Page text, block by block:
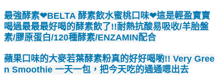
最強酵素❤BELTA 酵素飲水蜜桃口味❤這是輕盈寶寶
喝過最最最好喝的酵素飲了!!耐熱抗酸易吸收/羊胎盤
素/膠原蛋白/120種酵素/ENZAMIN配合
蘋果口味的大麥若葉酵素粉真的好好喝喲!! Very Gree
n Smoothie 一天一包，把今天吃的通通嗯出去